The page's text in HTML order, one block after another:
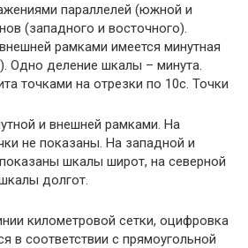
параллелей (южной и
(западного и восточного).
рамками имеется минутная
Одно деление шкалы – минута.
точками на отрезки по 10с. Точки
и внешней рамками. На
не показаны. На западной и
шкалы широт, на северной
долгот.
километровой сетки, оцифровка
в соответствии с прямоугольной